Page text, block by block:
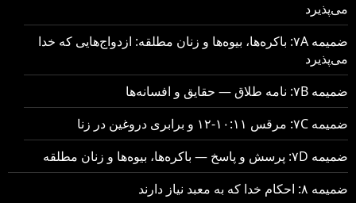
می‌پذیرد
ضمیمه ۷A: باکره‌ها، بیوه‌ها و زنان مطلقه: ازدواج‌هایی که خدا
می‌پذیرد
ضمیمه ۷B: نامه طلاق — حقایق و افسانه‌ها
ضمیمه ۷C: مرقس ۱۰:۱۱-۱۲ و برابری دروغین در زنا
ضمیمه ۷D: پرسش و پاسخ — باکره‌ها، بیوه‌ها و زنان مطلقه
ضمیمه ۸: احکام خدا که به معبد نیاز دارند